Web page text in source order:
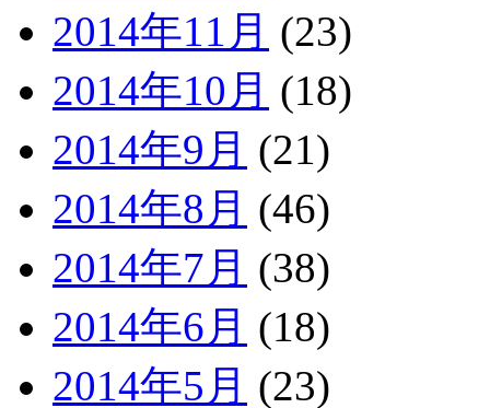
2014年11月 (23)
2014年10月 (18)
2014年9月 (21)
2014年8月 (46)
2014年7月 (38)
2014年6月 (18)
2014年5月 (23)